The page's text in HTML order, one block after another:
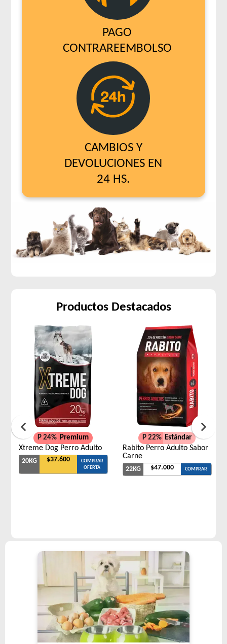
PAGO
CONTRAREEMBOLSO
CAMBIOS Y
DEVOLUCIONES EN
24 HS.
Productos Destacados
P 24% Premium
Xtreme Dog Perro Adulto
20KG $37.600
COMPRAR
OFERTA
P 22% Estándar
Rabito Perro Adulto Sabor
Carne
22KG $47.000 COMPRAR